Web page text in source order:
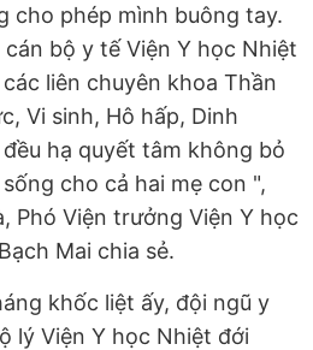
cho phép mình buông tay.
bộ y tế Viện Y học Nhiệt
liên chuyên khoa Thần
Vi sinh, Hô hấp, Dinh
hạ quyết tâm không bỏ
cho cả hai mẹ con ",
Phó Viện trưởng Viện Y học
Mai chia sẻ.
khốc liệt ấy, đội ngũ y
lý Viện Y học Nhiệt đới